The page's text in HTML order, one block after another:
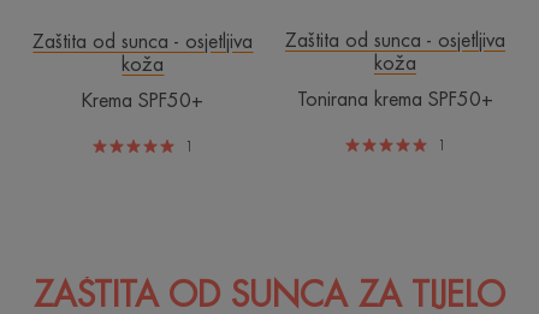
Zaštita od sunca - osjetljiva
koža
Krema SPF50+
1
Zaštita od sunca - osjetljiva
koža
Tonirana krema SPF50+
1
ZAŠTITA OD SUNCA ZA TIJELO